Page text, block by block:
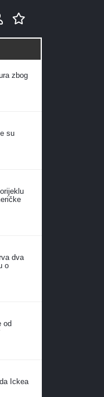
zbog
su
dva
o
od
Ickea